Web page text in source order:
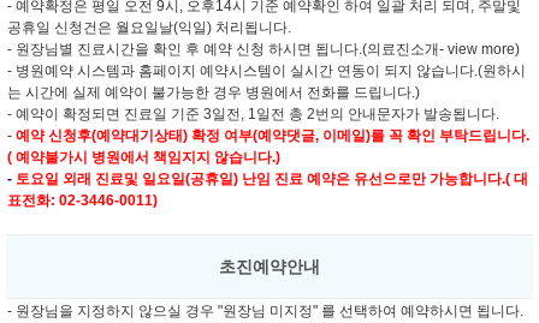
- 예약확정은 평일 오전 9시, 오후14시 기준 예약확인 하여 일괄 처리 되며, 주말및
공휴일 신청건은 월요일날(익일) 처리됩니다.
- 원장님별 진료시간을 확인 후 예약 신청 하시면 됩니다.(의료진소개- view more)
- 병원예약 시스템과 홈페이지 예약시스템이 실시간 연동이 되지 않습니다.(원하시
는 시간에 실제 예약이 불가능한 경우 병원에서 전화를 드립니다.)
- 예약이 확정되면 진료일 기준 3일전, 1일전 총 2번의 안내문자가 발송됩니다.
- 예약 신청후(예약대기상태) 확정 여부(예약댓글, 이메일)를 꼭 확인 부탁드립니다.
( 예약불가시 병원에서 책임지지 않습니다.)
- 토요일 외래 진료및 일요일(공휴일) 난임 진료 예약은 유선으로만 가능합니다.( 대
표전화: 02-3446-0011)
초진예약안내
- 원장님을 지정하지 않으실 경우 "원장님 미지정" 를 선택하여 예약하시면 됩니다.